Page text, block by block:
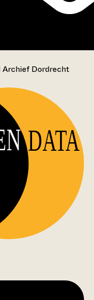
Archief Dordrecht
DATA